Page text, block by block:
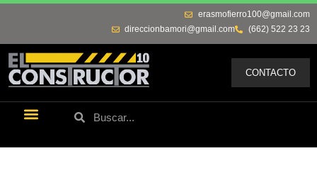
(662) 522 23 23
direccionbamori@gmail.com
erasmofierro100@gmail.com
CONTACTO